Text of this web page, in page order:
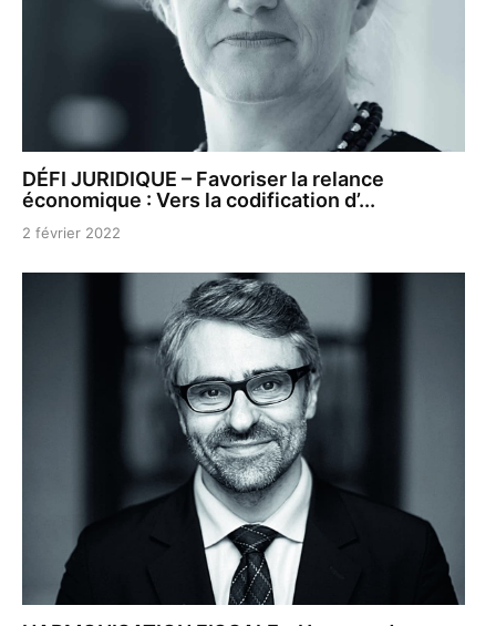
DÉFI JURIDIQUE – Favoriser la relance
économique : Vers la codification d’...
2 février 2022